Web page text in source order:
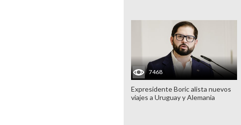
7468
Expresidente Boric alista nuevos
viajes a Uruguay y Alemania